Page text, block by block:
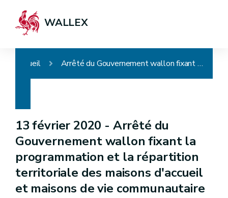
WALLEX
Accueil Arrêté du Gouvernement wallon fixant la programmation et la répartition territoriale des maisons d'accueil et maisons de vie communautaire
13 février 2020 - Arrêté du
Gouvernement wallon fixant la
programmation et la répartition
territoriale des maisons d'accueil
et maisons de vie communautaire